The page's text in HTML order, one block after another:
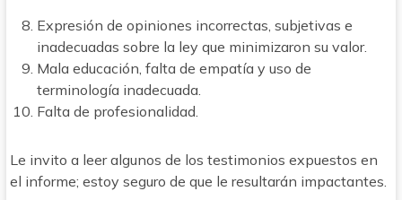
Expresión de opiniones incorrectas, subjetivas e
inadecuadas sobre la ley que minimizaron su valor.
Mala educación, falta de empatía y uso de
terminología inadecuada.
Falta de profesionalidad.
Le invito a leer algunos de los testimonios expuestos en
el informe; estoy seguro de que le resultarán impactantes.